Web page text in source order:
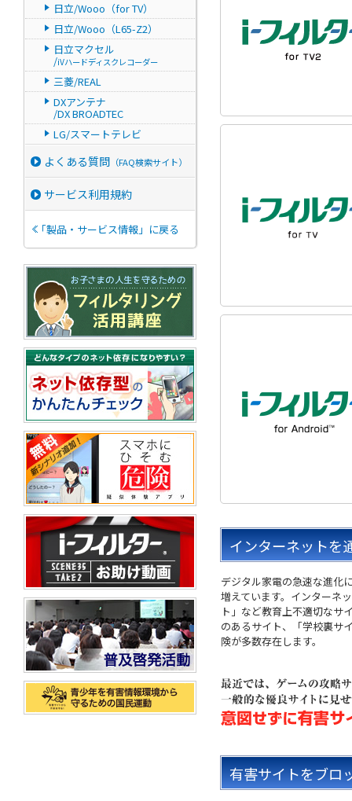
インターネットを
デジタル家電の急速な進化
増えています。インターネ
ト」など教育上不適切なサ
のあるサイト、「学校裏サ
険が多数存在します。
有害サイトをブロ
日立/Wooo（for TV）
日立/Wooo（L65-Z2）
日立マクセル
/iVハードディスクレコーダー
三菱/REAL
DXアンテナ
/DX BROADTEC
LG/スマートテレビ
よくある質問 （FAQ検索サイト）
サービス利用規約
「製品・サービス情報」に戻る